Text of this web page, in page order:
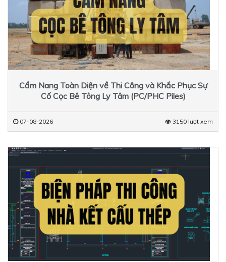
Cẩm Nang Toàn Diện về Thi Công và Khắc Phục Sự
Cố Cọc Bê Tông Ly Tâm (PC/PHC Piles)
07-08-2026 3150 lượt xem